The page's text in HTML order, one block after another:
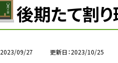
後期たて割
2023/09/27 更新日 2023/10/25